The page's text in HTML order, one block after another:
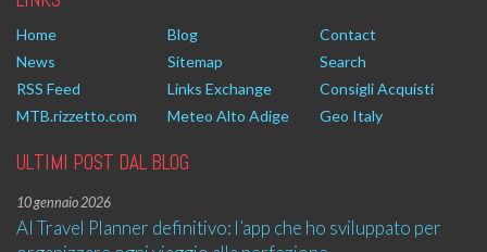
Home Blog
Contact
News
Sitemap
Search
RSS Feed
Links Exchange
Consigli Acquisti
MTB.rizzetto.com
Meteo Alto Adige Geo Italy
ULTIMI POST DAL BLOG
10 gennaio 2026
AI Travel Planner definitivo: l’app che ho sviluppato per